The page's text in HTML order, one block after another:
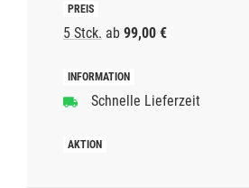
5 Stck. ab 99,00 €
Schnelle Lieferzeit